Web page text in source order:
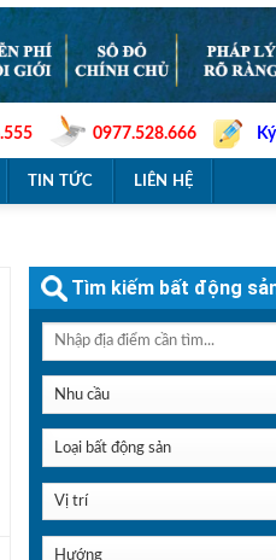
0977.528.666
TIN TỨC LIÊN HỆ
Tìm kiếm bất động